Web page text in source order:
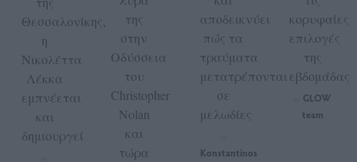
Θεσσαλονίκης,
η
Νικολέττα
Λέκκα
εμπνέεται
και
δημιουργεί
της
στην
Οδύσσεια
του
Christopher
Nolan
και
τώρα
αποδεικνύει
πώς τα
τραύματα
μετατρέπονται
σε
μελωδίες
Konstantinos
κορυφαίες
επιλογές
της
εβδομάδας
GLOW
team